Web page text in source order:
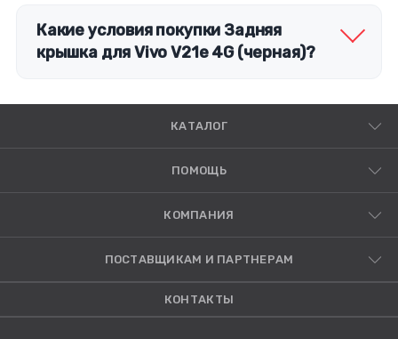
Какие условия покупки Задняя
крышка для Vivo V21e 4G (черная)?
КАТАЛОГ
ПОМОЩЬ
КОМПАНИЯ
ПОСТАВЩИКАМ И ПАРТНЕРАМ
КОНТАКТЫ